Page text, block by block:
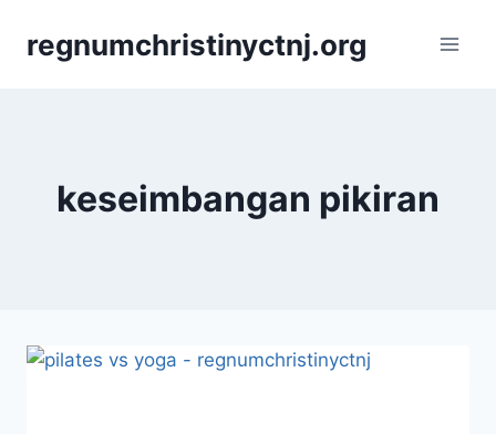
regnumchristinyctnj.org
keseimbangan pikiran